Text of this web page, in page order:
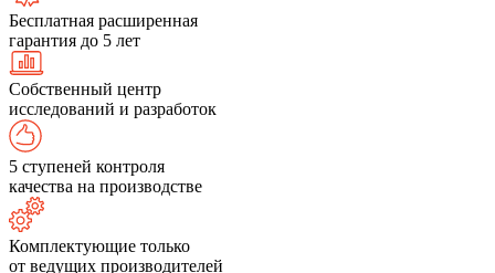
Бесплатная расширенная
гарантия до 5 лет
Собственный центр
исследований и разработок
5 ступеней контроля
качества на производстве
Комплектующие только
от ведущих производителей